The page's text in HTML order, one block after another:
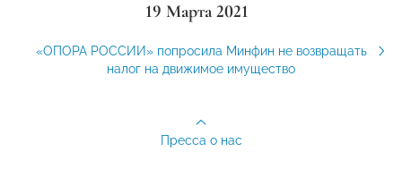
19 Марта 2021
«ОПОРА РОССИИ» попросила Минфин не возвращать
налог на движимое имущество
Пресса о нас